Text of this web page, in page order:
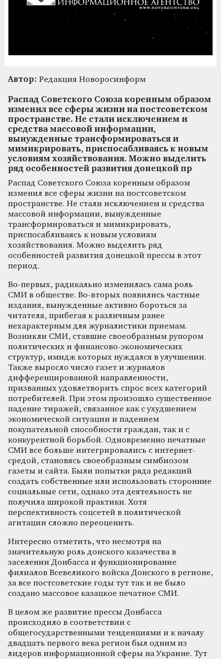
Автор: Редакция Новоросинформ
Распад Советского Союза коренным образом
изменил все сферы жизни на постсоветском
пространстве. Не стали исключением и
средства массовой информации,
вынужденные трансформироваться и
мимикрировать, приспосабливаясь к новым
условиям хозяйствования. Можно выделить
ряд особенностей развития донецкой пр
Распад Советского Союза коренным образом
изменил все сферы жизни на постсоветском
пространстве. Не стали исключением и средства
массовой информации, вынужденные
трансформироваться и мимикрировать,
приспосабливаясь к новым условиям
хозяйствования. Можно выделить ряд
особенностей развития донецкой прессы в этот
период.
Во-первых, радикально изменилась сама роль
СМИ в обществе. Во-вторых появились частные
издания, вынужденные активно бороться за
читателя, прибегая к различным ранее
нехарактерным для журналистики приемам.
Возникли СМИ, ставшие своеобразным рупором
политических и финансово-экономических
структур, имидж которых нуждался в улучшении.
Также выросло число газет и журналов
дифференцированной направленности,
призванных удовлетворить спрос всех категорий
потребителей. При этом произошло существенное
падение тиражей, связанное как с ухудшением
экономической ситуации и падением
покупательной способности граждан, так и с
конкурентной борьбой. Одновременно печатные
СМИ все больше интегрировались с интернет-
средой, становясь своеобразным симбиозом
газеты и сайта. Были попытки ряда редакций
создать собственные или использовать сторонние
социальные сети, однако эта деятельность не
получила широкой практики. Хотя
перспективность соцсетей в политической
агитации сложно переоценить.
Интересно отметить, что несмотря на
значительную роль донского казачества в
заселении Донбасса и функционирование
филиалов Всевеликого войска Донского в регионе,
за все постсоветские годы тут так и не было
создано массовое казацкое печатное СМИ.
В целом же развитие прессы Донбасса
происходило в соответствии с
общегосударственными тенденциями и к началу
двадцать первого века регион был одним из
лидеров информационной сферы на Украине. Тут